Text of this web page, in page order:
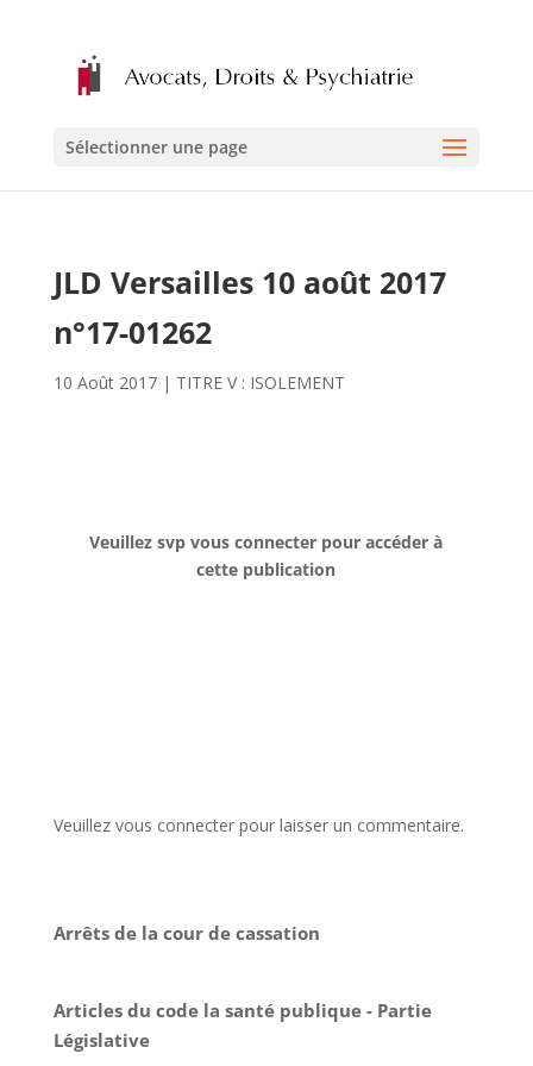
Sélectionner une page
JLD Versailles 10 août 2017
n°17-01262
10 Août 2017| TITRE V : ISOLEMENT
Veuillez svp vous connecter pour accéder à
cette publication
Veuillez vous connecter pour laisser un commentaire.
Arrêts de la cour de cassation
Articles du code la santé publique - Partie
Législative